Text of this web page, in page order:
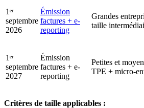
1ᵉʳ
septembre
2026
Émission
factures + e-
reporting
Grandes
taille
1ᵉʳ
septembre
2027
Émission
factures + e-
reporting
Petites et
TPE + micro-
Critères de taille applicables :